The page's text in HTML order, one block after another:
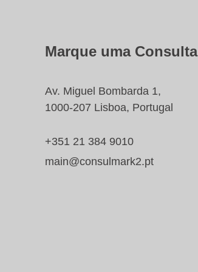
Marque uma Consulta
Av. Miguel Bombarda 1,
1000-207 Lisboa, Portugal
+351 21 384 9010
main@consulmark2.pt